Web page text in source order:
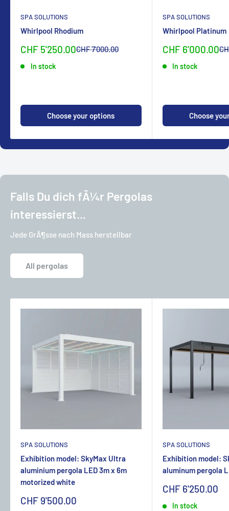
SPA SOLUTIONS
Whirlpool Rhodium
Sonderpreis
CHF 5'250.00Normalpreis
CHF 7'000.00
In stock
Choose your options
SPA SOLUTIONS
Whirlpool Platinum
Sonderpreis
CHF 6'000.00
In stock
Choose
Falls Du dich fÃ¼r Pergolas
interessierst...
Jede GrÃ¶sse nach Mass herstellbar
All pergolas
SPA SOLUTIONS
Exhibition model: SkyMax Ultra
aluminium pergola LED 3m x 6m
motorized white
Sonderpreis
CHF 9'500.00
SPA SOLUTIONS
Exhibition model:
aluminum pergola
Sonderpreis
CHF 6'250.00
In stock